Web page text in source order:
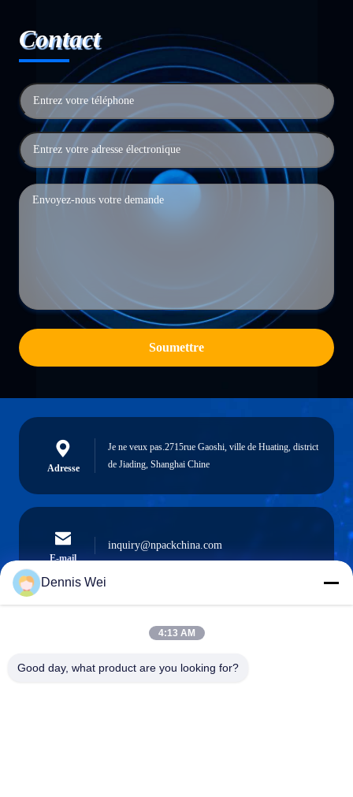
Contact
Soumettre
Adresse
Je ne veux pas.2715rue Gaoshi, ville de Huating, district
de Jiading, Shanghai Chine
E-mail
inquiry@npackchina.com
0086-21-66035560
Dennis Wei
4:13 AM
Good day, what product are you looking for?